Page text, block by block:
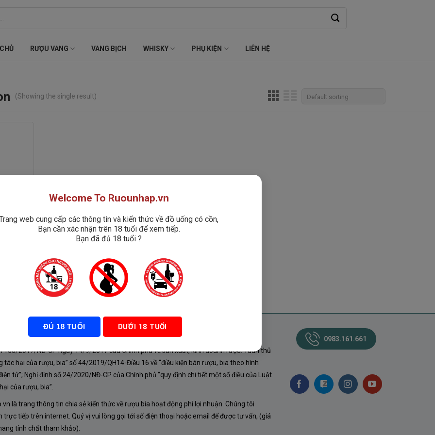
RƯỢU VANG VANG BỊCH WHISKY PHỤ KIỆN LIÊN HỆ
(Showing the single result)
SÁCH
105/2017/NĐ-CP ngày 14/9/2017 của Chính phủ về sản xuất, kinh doanh rượu. Tuân thủ
tác hại của rượu, bia” số 44/2019/QH14-Điều 16 về “điều kiện bán rượu, bia theo hình
tử”; Nghị định số 24/2020/NĐ-CP của Chính phủ “quy định chi tiết một số điều của Luật
của rượu, bia”.
là trang thông tin chia sẻ kiến thức về rượu bia hoạt động phi lợi nhuận. Chúng tôi
trực tiếp trên internet. Quý vị vui lòng gọi tới số điện thoại hoặc email để được tư vấn, (giá
tính chất tham khảo).
0983.161.661
Welcome To Ruounhap.vn
web cung cấp các thông tin và kiến thức về đồ uống có cồn,
Bạn cần xác nhận trên 18 tuổi để xem tiếp.
Bạn đã đủ 18 tuổi ?
ĐỦ 18 TUỔI DƯỚI 18 TUỔI